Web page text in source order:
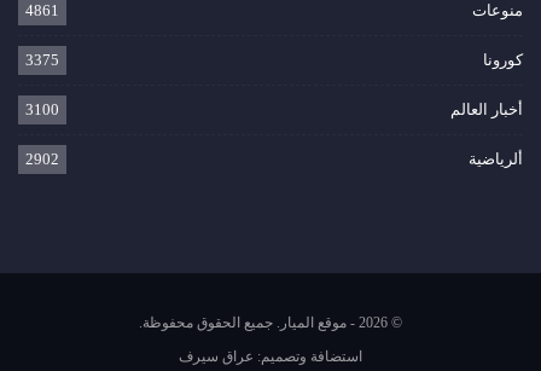
منوعات 4861
كورونا 3375
أخبار العالم 3100
ألرياضية 2902
© 2026 - موقع الميار. جميع الحقوق محفوظة.
استضافة وتصميم: عراق سيرف